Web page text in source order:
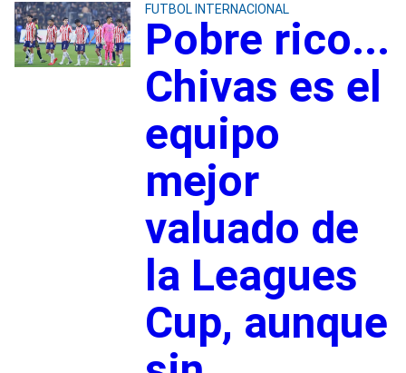
FUTBOL INTERNACIONAL
Pobre rico...
Chivas es el
equipo
mejor
valuado de
la Leagues
Cup, aunque